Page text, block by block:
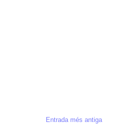
Entrada més antiga